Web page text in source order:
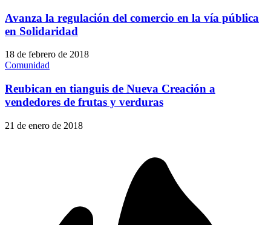
Avanza la regulación del comercio en la vía pública
en Solidaridad
18 de febrero de 2018
Comunidad
Reubican en tianguis de Nueva Creación a
vendedores de frutas y verduras
21 de enero de 2018